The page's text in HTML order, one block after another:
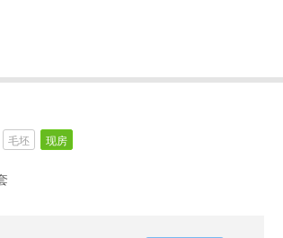
毛坯 现房